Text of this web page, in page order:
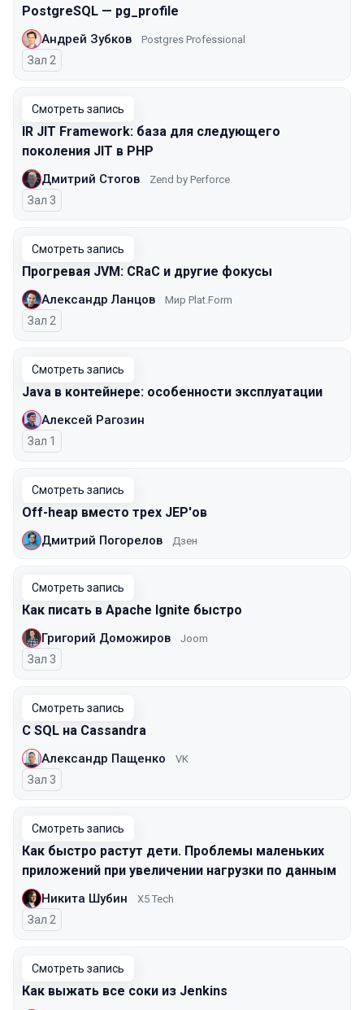
PostgreSQL — pg_profile
Андрей Зубков Postgres Professional
Зал 2
Смотреть запись
IR JIT Framework: база для следующего
поколения JIT в PHP
Дмитрий Стогов Zend by Perforce
Зал 3
Смотреть запись
Прогревая JVM: CRaC и другие фокусы
Александр Ланцов Мир Plat.Form
Зал 2
Смотреть запись
Java в контейнере: особенности эксплуатации
Алексей Рагозин
Зал 1
Смотреть запись
Off-heap вместо трех JEP'ов
Дмитрий Погорелов Дзен
Смотреть запись
Как писать в Apache Ignite быстро
Григорий Доможиров Joom
Зал 3
Смотреть запись
С SQL на Cassandra
Александр Пащенко VK
Зал 3
Смотреть запись
Как быстро растут дети. Проблемы маленьких
приложений при увеличении нагрузки по данным
Никита Шубин X5 Tech
Зал 2
Смотреть запись
Как выжать все соки из Jenkins